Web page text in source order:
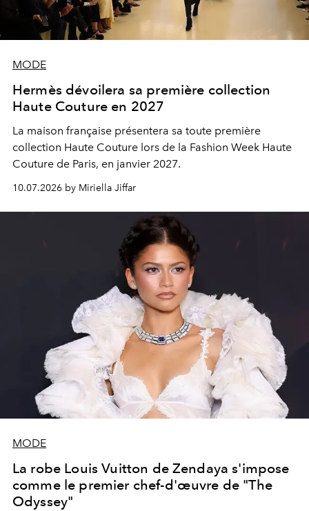
MODE
Hermès dévoilera sa première collection
Haute Couture en 2027
La maison française présentera sa toute première
collection Haute Couture lors de la Fashion Week Haute
Couture de Paris, en janvier 2027.
10.07.2026 by Miriella Jiffar
MODE
La robe Louis Vuitton de Zendaya s'impose
comme le premier chef-d'œuvre de "The
Odyssey"